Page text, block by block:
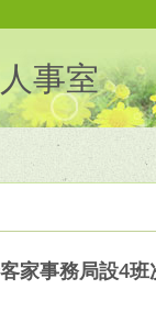
事室
家事務局設4